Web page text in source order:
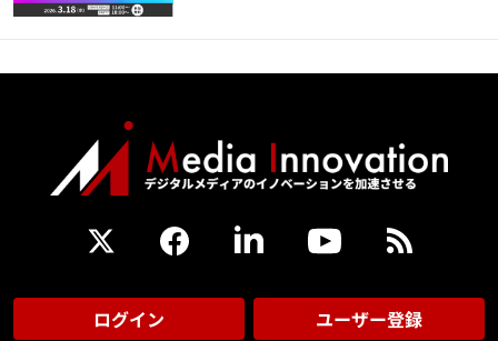
ログイン ユーザー登録